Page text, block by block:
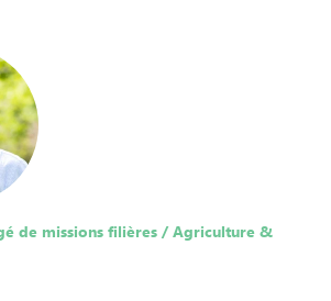
de missions filières / Agriculture &